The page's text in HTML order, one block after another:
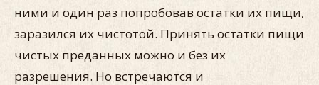
ними и один раз попробовав остатки их пищи,
заразился их чистотой. Принять остатки пищи
чистых преданных можно и без их
разрешения. Но встречаются и